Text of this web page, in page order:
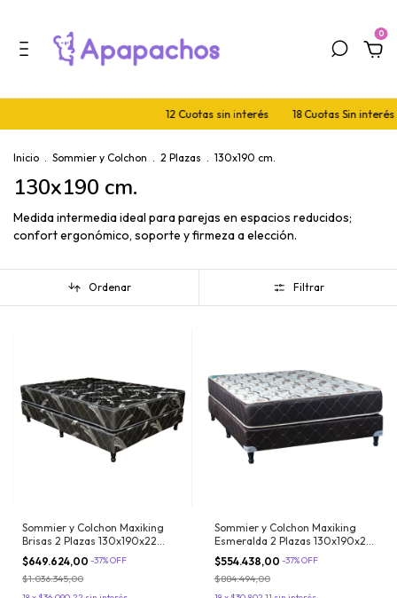
0
12 Cuotas sin interés 18 Cuotas Sin interés en
Inicio . Sommier y Colchon . 2 Plazas . 130x190 cm.
130x190 cm.
Medida intermedia ideal para parejas en espacios reducidos;
confort ergonómico, soporte y firmeza a elección.
Ordenar Filtrar
Sommier y Colchon Maxiking
Brisas 2 Plazas 130x190x22
Espuma de Alta Densidad Firme
Tela de Jackard
$649.624,00 -37%OFF
$1.036.345,00
Sommier y Colchon Maxiking
Esmeralda 2 Plazas 130x190x26
Resortes Bonnell Tela de
Jackard Belga
$554.438,00 -37%OFF
$884.494,00